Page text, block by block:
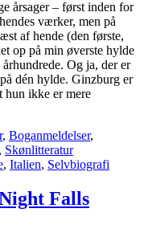
årsager – først inden for
værker, men på
af hende (den første,
op på min øverste hylde
Og ja, der er
dén hylde. Ginzburg er
hun ikke er mere
, Boganmeldelser,
Skønlitteratur
, Italien, Selvbiografi
Falls